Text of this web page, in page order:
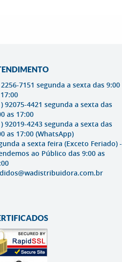
2256-7151 segunda a sexta das 9:00
92075-4421 segunda a sexta das
as 17:00
92019-4243 segunda a sexta das
as 17:00 (WhatsApp)
a sexta feira (Exceto Feriado) -
ao Público das 9:00 as